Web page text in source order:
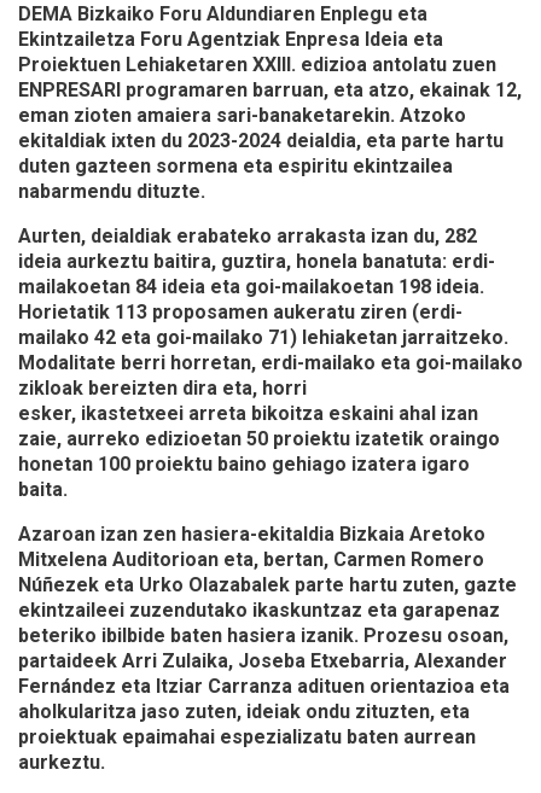
DEMA Bizkaiko Foru Aldundiaren Enplegu eta
Ekintzailetza Foru Agentziak Enpresa Ideia eta
Proiektuen Lehiaketaren XXIII. edizioa antolatu zuen
ENPRESARI programaren barruan, eta atzo, ekainak 12,
eman zioten amaiera sari-banaketarekin. Atzoko
ekitaldiak ixten du 2023-2024 deialdia, eta parte hartu
duten gazteen sormena eta espiritu ekintzailea
nabarmendu dituzte.
Aurten, deialdiak erabateko arrakasta izan du, 282
ideia aurkeztu baitira, guztira, honela banatuta: erdi-
mailakoetan 84 ideia eta goi-mailakoetan 198 ideia.
Horietatik 113 proposamen aukeratu ziren (erdi-
mailako 42 eta goi-mailako 71) lehiaketan jarraitzeko.
Modalitate berri horretan, erdi-mailako eta goi-mailako
zikloak bereizten dira eta, horri
esker, ikastetxeei arreta bikoitza eskaini ahal izan
zaie, aurreko edizioetan 50 proiektu izatetik oraingo
honetan 100 proiektu baino gehiago izatera igaro
baita.
Azaroan izan zen hasiera-ekitaldia Bizkaia Aretoko
Mitxelena Auditorioan eta, bertan, Carmen Romero
Núñezek eta Urko Olazabalek parte hartu zuten, gazte
ekintzaileei zuzendutako ikaskuntzaz eta garapenaz
beteriko ibilbide baten hasiera izanik. Prozesu osoan,
partaideek Arri Zulaika, Joseba Etxebarria, Alexander
Fernández eta Itziar Carranza adituen orientazioa eta
aholkularitza jaso zuten, ideiak ondu zituzten, eta
proiektuak epaimahai espezializatu baten aurrean
aurkeztu.